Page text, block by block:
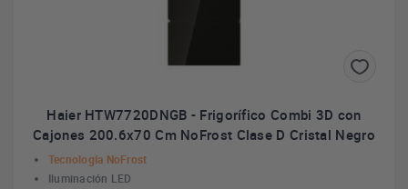
Haier HTW7720DNGB - Frigorífico Combi 3D con
Cajones 200.6x70 Cm NoFrost Clase D Cristal Negro
Tecnología NoFrost
Iluminación LED